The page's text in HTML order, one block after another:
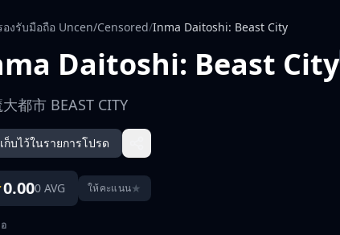
งรับมือถือ Uncen/Censored/Inma Daitoshi: Beast City
Daitoshi: Beast City
都市 BEAST CITY
เก็บไว้ในรายการโปรด
0.000 AVG ให้คะแนน★